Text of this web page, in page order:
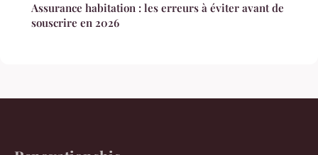
Assurance habitation : les erreurs à éviter avant de
souscrire en 2026